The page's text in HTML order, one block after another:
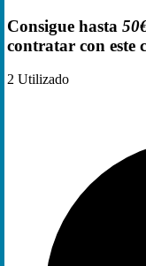
Consigue hasta
contratar con este
2 Utilizado